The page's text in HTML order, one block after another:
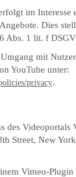
im Interesse
Dies
Abs. 1 lit. f
mit
YouTube unter:
privacy.
des Videoportals
Street, New
Vimeo-Plugin